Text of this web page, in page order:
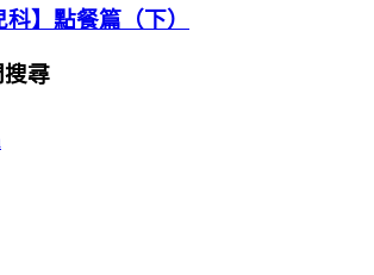
科】點餐篇（下）
尋